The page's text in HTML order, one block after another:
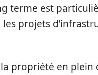
terme est
projets
propriété en